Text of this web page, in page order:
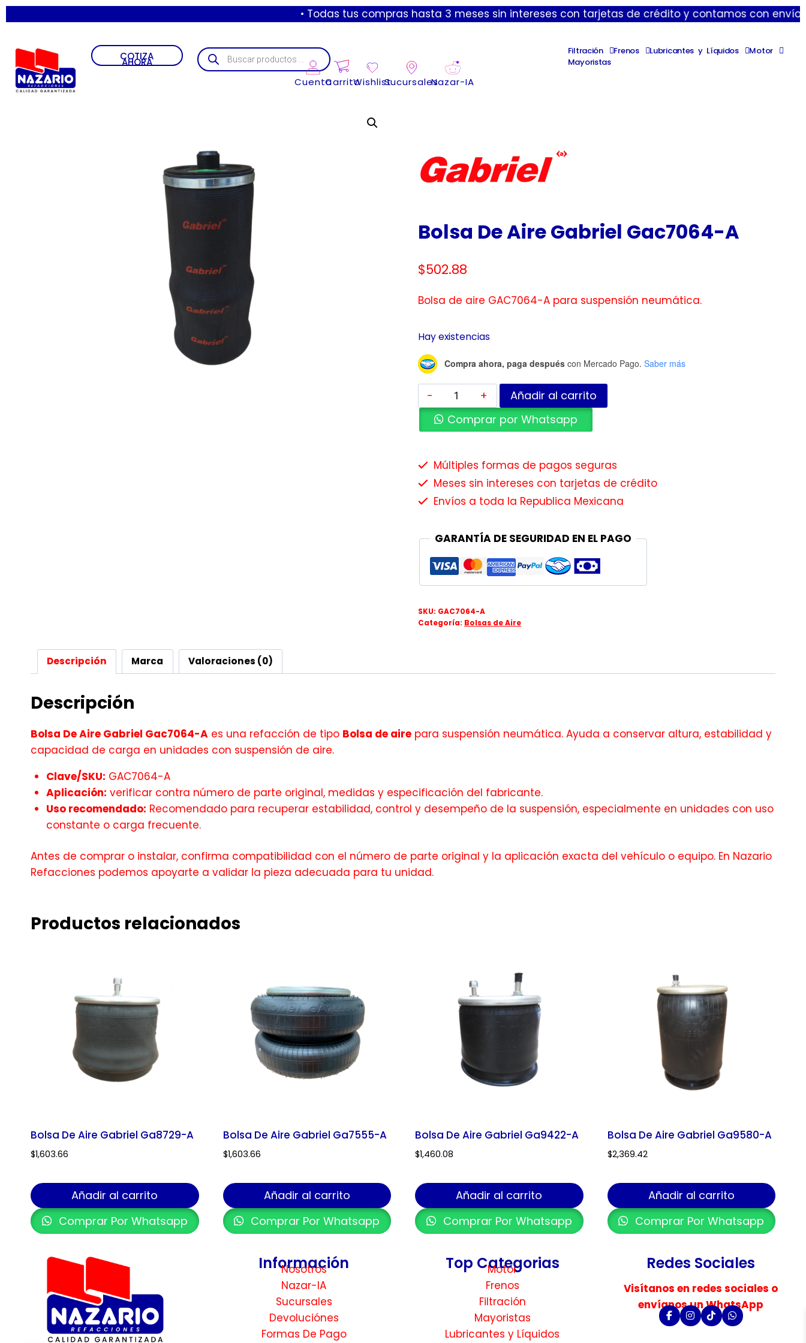
• Todas tus compras hasta 3 meses sin intereses con tarjetas de crédito y contamos con envíos
COTIZA
AHORA
CuentaCarritoWishlistSucursalesNazar-IA
Filtración Frenos Lubricantes y Líquidos
Motor
Mayoristas
Bolsa De Aire Gabriel Gac7064-A
$502.88
Bolsa de aire GAC7064-A para suspensión neumática.
Hay existencias
Compra ahora, paga despuéscon Mercado Pago. Saber más
Añadir al carrito
Comprar por Whatsapp
Múltiples formas de pagos seguras
Meses sin intereses con tarjetas de crédito
Envíos a toda la Republica Mexicana
GARANTÍA DE SEGURIDAD EN EL PAGO
SKU: GAC7064-A
Categoría: Bolsas de Aire
Descripción Marca Valoraciones (0)
Descripción
Bolsa De Aire Gabriel Gac7064-A es una refacción de tipo Bolsa de aire para suspensión neumática. Ayuda a conservar altura, estabilidad y
capacidad de carga en unidades con suspensión de aire.
Clave/SKU: GAC7064-A
Aplicación: verificar contra número de parte original, medidas y especificación del fabricante.
Uso recomendado: Recomendado para recuperar estabilidad, control y desempeño de la suspensión, especialmente en unidades con uso
constante o carga frecuente.
Antes de comprar o instalar, confirma compatibilidad con el número de parte original y la aplicación exacta del vehículo o equipo. En Nazario
Refacciones podemos apoyarte a validar la pieza adecuada para tu unidad.
Productos relacionados
Bolsa De Aire Gabriel Ga8729-A
$1,603.66
Añadir al carrito
Comprar Por Whatsapp
Bolsa De Aire Gabriel Ga7555-A
$1,603.66
Añadir al carrito
Comprar Por Whatsapp
Bolsa De Aire Gabriel Ga9422-A
$1,460.08
Añadir al carrito
Comprar Por Whatsapp
Bolsa De Aire Gabriel Ga9580-A
$2,369.42
Añadir al carrito
Comprar Por Whatsapp
Información
Nosotros
Nazar-IA
Sucursales
Devoluciónes
Formas De Pago
Top Categorias
Motor
Frenos
Filtración
Mayoristas
Lubricantes y Líquidos
Redes Sociales
Visítanos en redes sociales o
envíanos un WhatsApp